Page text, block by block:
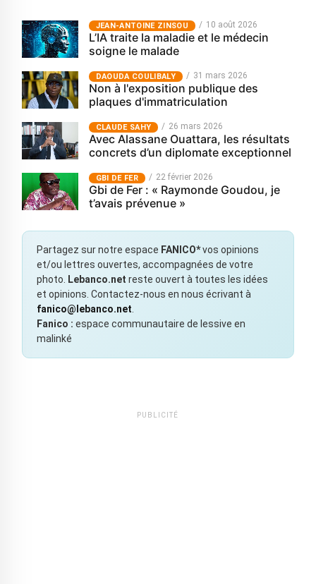
JEAN-ANTOINE ZINSOU 10 août 2026
L’IA traite la maladie et le médecin
soigne le malade
‎DAOUDA COULIBALY 31 mars 2026
Non à l'exposition publique des
plaques d'immatriculation
CLAUDE SAHY 26 mars 2026
Avec Alassane Ouattara, les résultats
concrets d’un diplomate exceptionnel
GBI DE FER 22 février 2026
Gbi de Fer : « Raymonde Goudou, je
t’avais prévenue »
Partagez sur notre espace FANICO*vos opinions
et/ou lettres ouvertes, accompagnées de votre
photo.
Lebanco.net reste ouvert à toutes les idées
et opinions. Contactez-nous en nous écrivant à
fanico@lebanco.net
Fanico : espace communautaire de lessive en
malinké
PUBLICITÉ